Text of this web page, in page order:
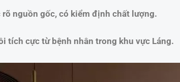
rõ nguồn gốc, có kiểm định chất lượng.
tích cực từ bệnh nhân trong khu vực Láng.